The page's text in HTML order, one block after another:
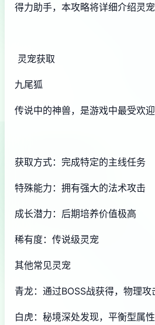
得力助手，本攻略将详细介绍灵宠
灵宠获取
九尾狐
传说中的神兽，是游戏中最受欢迎
获取方式：完成特定的主线任务
特殊能力：拥有强大的法术攻击
成长潜力：后期培养价值极高
稀有度：传说级灵宠
其他常见灵宠
青龙：通过BOSS战获得，物理攻
白虎：秘境深处发现，平衡型属性